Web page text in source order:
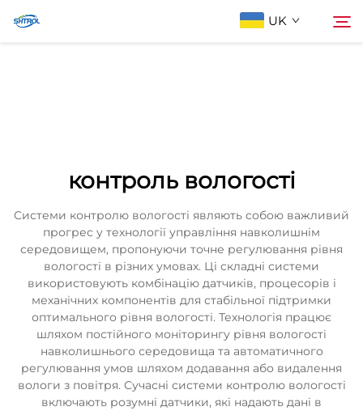
UK
Зв'яжіться з нами
контроль вологості
Системи контролю вологості являють собою важливий
прогрес у технології управління навколишнім
середовищем, пропонуючи точне регулювання рівня
вологості в різних умовах. Ці складні системи
використовують комбінацію датчиків, процесорів і
механічних компонентів для стабільної підтримки
оптимального рівня вологості. Технологія працює
шляхом постійного моніторингу рівня вологості
навколишнього середовища та автоматичного
регулювання умов шляхом додавання або видалення
вологи з повітря. Сучасні системи контролю вологості
включають розумні датчики, які надають дані в